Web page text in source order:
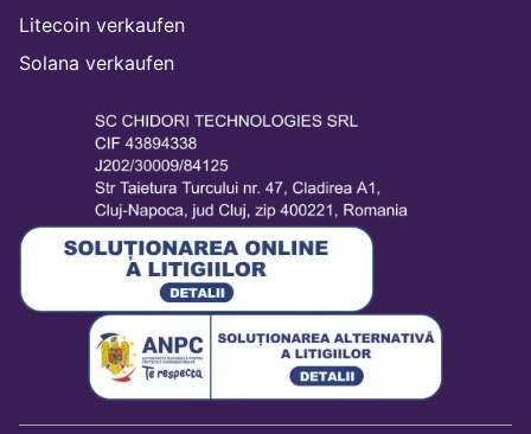
Litecoin verkaufen
Solana verkaufen